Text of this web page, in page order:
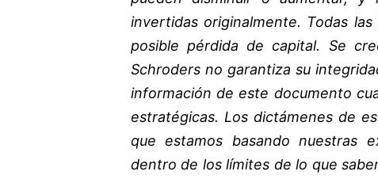
invertidas originalmente. Todas
posible pérdida de capital. Se
Schroders no garantiza su
información de este documento
estratégicas. Los dictámenes de
que estamos basando nuestras
dentro de los límites de lo que